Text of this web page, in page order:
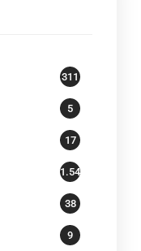
311
5
17
1.541
38
9